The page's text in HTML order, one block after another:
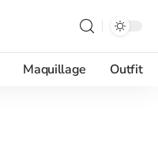
Maquillage Outfit